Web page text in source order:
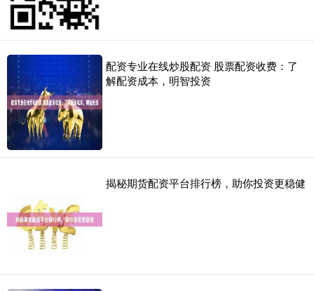
配资专业在线炒股配资 股票配资收费：了
解配资成本，明智投资
揭秘期货配资平台排行榜，助你投资更稳健